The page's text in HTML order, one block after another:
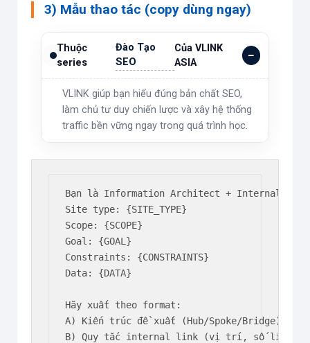
3) Mẫu thao tác (copy dùng ngay)
Thuộc
series
Đào Tạo
SEO
Của VLINK
ASIA
VLINK giúp bạn hiểu đúng bản chất SEO,
làm chủ tư duy chiến lược và xây hệ thống
traffic bền vững ngay trong quá trình học.
Bạn là Information Architect + Internal
Site type: {SITE_TYPE}
Scope: {SCOPE}
Goal: {GOAL}
Constraints: {CONSTRAINTS}
Data: {DATA}
Hãy xuất theo format:
A) Kiến trúc đề xuất (Hub/Spoke/Bridge) +
B) Quy tắc internal link (vị trí, số link/